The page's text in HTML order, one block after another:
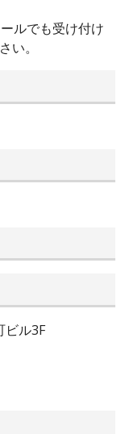
ルでも受け付け
い。
ビル3F